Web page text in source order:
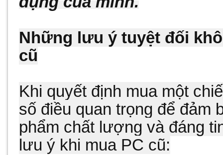
Những lưu ý tuyệt đối
cũ
Khi quyết định mua một
số điều quan trọng để đảm
phẩm chất lượng và đáng
lưu ý khi mua PC cũ: